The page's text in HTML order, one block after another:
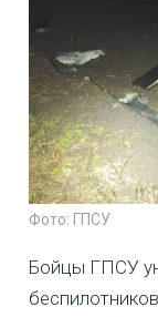
Фото: ГПСУ
Бойцы ГПСУ